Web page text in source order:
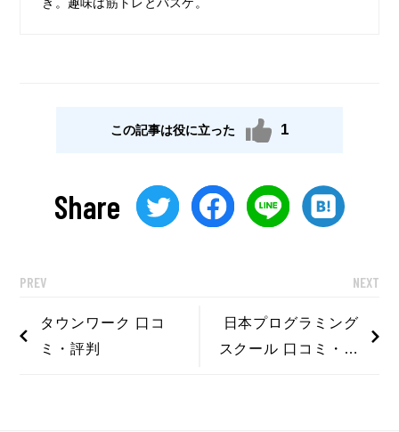
この記事は役に立った 1
Share
PREV
タウンワーク 口コ
ミ・評判
NEXT
日本プログラミング
スクール 口コミ・評